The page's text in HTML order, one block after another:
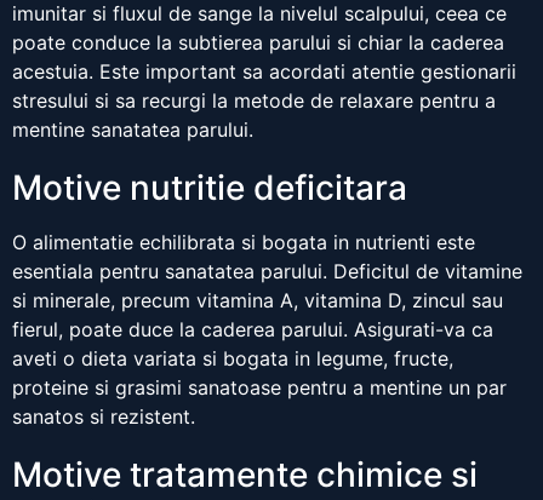
imunitar si fluxul de sange la nivelul scalpului, ceea ce
poate conduce la subtierea parului si chiar la caderea
acestuia. Este important sa acordati atentie gestionarii
stresului si sa recurgi la metode de relaxare pentru a
mentine sanatatea parului.
Motive nutritie deficitara
O alimentatie echilibrata si bogata in nutrienti este
esentiala pentru sanatatea parului. Deficitul de vitamine
si minerale, precum vitamina A, vitamina D, zincul sau
fierul, poate duce la caderea parului. Asigurati-va ca
aveti o dieta variata si bogata in legume, fructe,
proteine si grasimi sanatoase pentru a mentine un par
sanatos si rezistent.
Motive tratamente chimice si